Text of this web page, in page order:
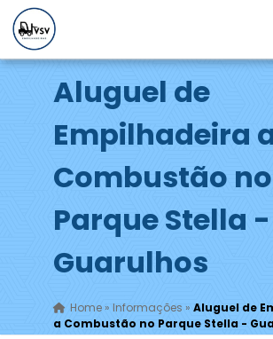
Aluguel de
Empilhadeira
Combustão no
Parque Stella -
Guarulhos
Home» Informações » Aluguel de
a Combustão no Parque Stella -